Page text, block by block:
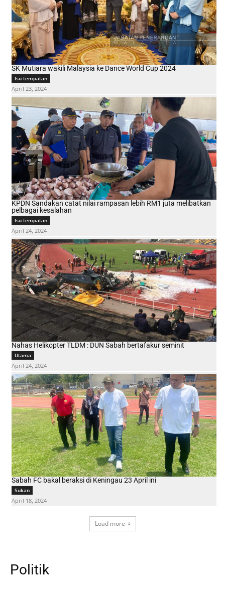
SK Mutiara wakili Malaysia ke Dance World Cup 2024
Isu tempatan
April 23, 2024
KPDN Sandakan catat nilai rampasan lebih RM1 juta melibatkan
pelbagai kesalahan
Isu tempatan
April 24, 2024
Nahas Helikopter TLDM : DUN Sabah bertafakur seminit
Utama
April 24, 2024
Sabah FC bakal beraksi di Keningau 23 April ini
Sukan
April 18, 2024
Load more
Politik